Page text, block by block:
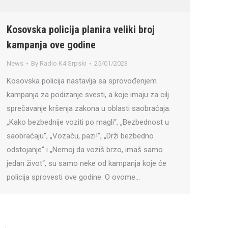
Kosovska policija planira veliki broj
kampanja ove godine
News By Radio K4 Srpski 25/01/2023
Kosovska policija nastavlja sa sprovođenjem
kampanja za podizanje svesti, a koje imaju za cilj
sprečavanje kršenja zakona u oblasti saobraćaja.
„Kako bezbednije voziti po magli“, „Bezbednost u
saobraćaju“, „Vozaču, pazi!“, „Drži bezbedno
odstojanje“ i „Nemoj da voziš brzo, imaš samo
jedan život“, su samo neke od kampanja koje će
policija sprovesti ove godine. O ovome…